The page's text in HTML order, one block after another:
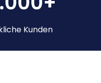
Kunden